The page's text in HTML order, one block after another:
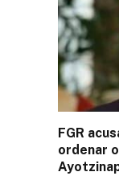
FGR
ordenar